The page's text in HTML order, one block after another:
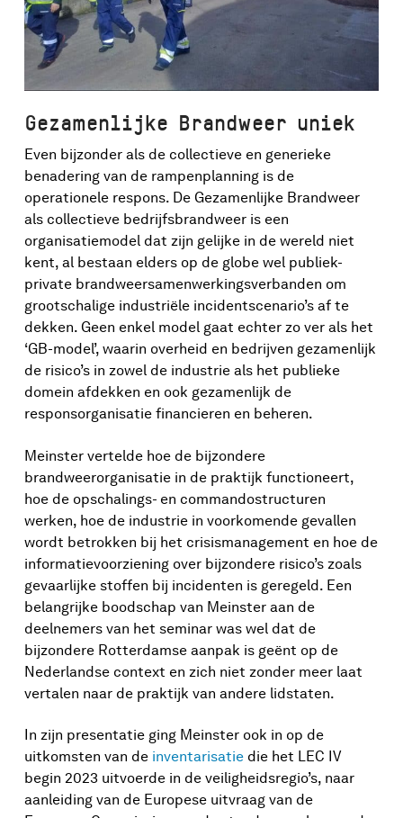
Gezamenlijke Brandweer uniek
Even bijzonder als de collectieve en generieke
benadering van de rampenplanning is de
operationele respons. De Gezamenlijke Brandweer
als collectieve bedrijfsbrandweer is een
organisatiemodel dat zijn gelijke in de wereld niet
kent, al bestaan elders op de globe wel publiek-
private brandweersamenwerkingsverbanden om
grootschalige industriële incidentscenario’s af te
dekken. Geen enkel model gaat echter zo ver als het
‘GB-model’, waarin overheid en bedrijven gezamenlijk
de risico’s in zowel de industrie als het publieke
domein afdekken en ook gezamenlijk de
responsorganisatie financieren en beheren.
Meinster vertelde hoe de bijzondere
brandweerorganisatie in de praktijk functioneert,
hoe de opschalings- en commandostructuren
werken, hoe de industrie in voorkomende gevallen
wordt betrokken bij het crisismanagement en hoe de
informatievoorziening over bijzondere risico’s zoals
gevaarlijke stoffen bij incidenten is geregeld. Een
belangrijke boodschap van Meinster aan de
deelnemers van het seminar was wel dat de
bijzondere Rotterdamse aanpak is geënt op de
Nederlandse context en zich niet zonder meer laat
vertalen naar de praktijk van andere lidstaten.
In zijn presentatie ging Meinster ook in op de
uitkomsten van de inventarisatie die het LEC IV
begin 2023 uitvoerde in de veiligheidsregio’s, naar
aanleiding van de Europese uitvraag van de